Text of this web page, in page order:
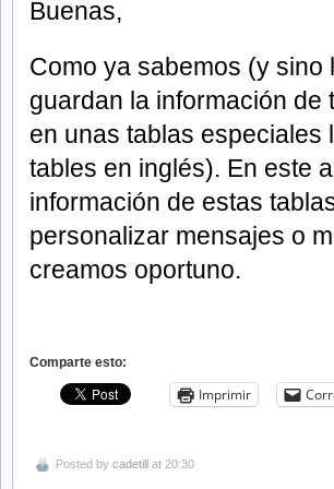
Buenas,
Como ya sabemos (y
guardan la información de
en unas tablas especiales
tables en inglés). En este
información de estas
personalizar mensajes o
creamos oportuno.
Comparte esto:
Imprimir
Posted by cadetill at 20:30